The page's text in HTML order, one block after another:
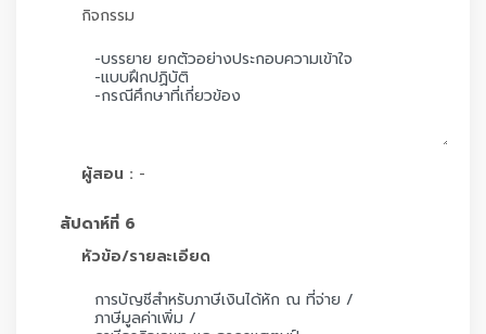
กิจกรรม
ผู้สอน : -
สัปดาห์ที่ 6
หัวข้อ/รายละเอียด